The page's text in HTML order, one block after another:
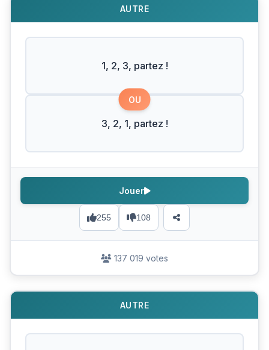
AUTRE
1, 2, 3, partez !
OU
3, 2, 1, partez !
255 108
Jouer
137 019 votes
AUTRE